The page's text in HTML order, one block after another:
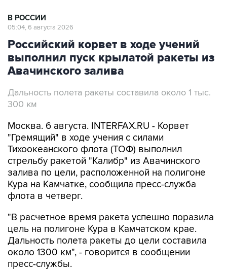
В РОССИИ
05:04, 6 августа 2026
Российский корвет в ходе учений
выполнил пуск крылатой ракеты из
Авачинского залива
Дальность полета ракеты составила около 1 тыс.
300 км
Москва. 6 августа. INTERFAX.RU - Корвет
"Гремящий" в ходе учения с силами
Тихоокеанского флота (ТОФ) выполнил
стрельбу ракетой "Калибр" из Авачинского
залива по цели, расположенной на полигоне
Кура на Камчатке, сообщила пресс-служба
флота в четверг.
"В расчетное время ракета успешно поразила
цель на полигоне Кура в Камчатском крае.
Дальность полета ракеты до цели составила
около 1300 км", - говорится в сообщении
пресс-службы.